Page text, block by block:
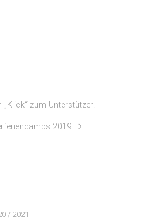
„Klick“ zum Unterstützer!
2019
/ 2021